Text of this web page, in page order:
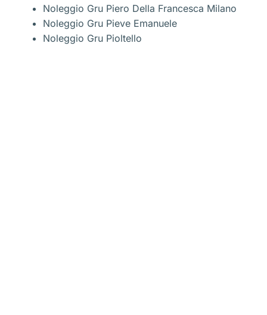
Noleggio Gru Piero Della Francesca Milano
Noleggio Gru Pieve Emanuele
Noleggio Gru Pioltello